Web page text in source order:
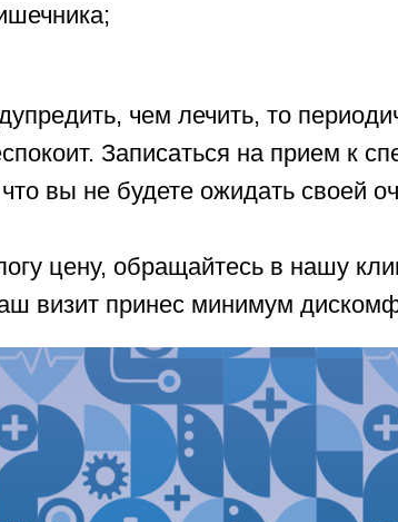
чем лечить, то
Записаться на прием к
вы не будете ожидать своей
цену, обращайтесь в нашу
визит принес минимум